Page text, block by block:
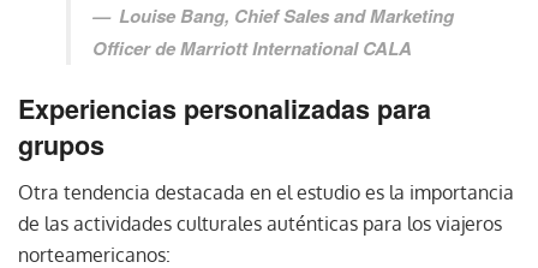
Louise Bang, Chief Sales and Marketing
Officer de Marriott International CALA
Experiencias personalizadas para
grupos
Otra tendencia destacada en el estudio es la importancia
de las actividades culturales auténticas para los viajeros
norteamericanos: